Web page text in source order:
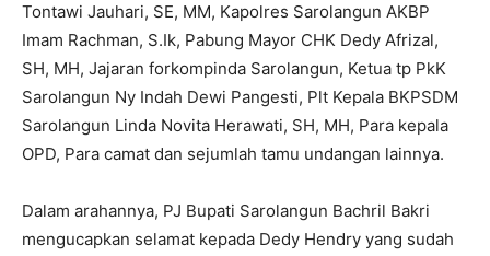
Tontawi Jauhari, SE, MM, Kapolres Sarolangun AKBP
Imam Rachman, S.Ik, Pabung Mayor CHK Dedy Afrizal,
SH, MH, Jajaran forkompinda Sarolangun, Ketua tp PkK
Sarolangun Ny Indah Dewi Pangesti, Plt Kepala BKPSDM
Sarolangun Linda Novita Herawati, SH, MH, Para kepala
OPD, Para camat dan sejumlah tamu undangan lainnya.
Dalam arahannya, PJ Bupati Sarolangun Bachril Bakri
mengucapkan selamat kepada Dedy Hendry yang sudah